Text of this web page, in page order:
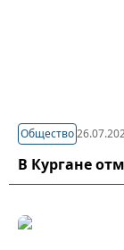
Общество
В Кургане